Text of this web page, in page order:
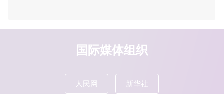
国际媒体组织
人民网 新华社